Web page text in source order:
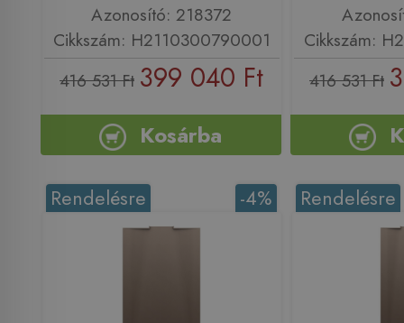
Azonosító: 218372
Cikkszám: H2110300790001
416 531 Ft 399 040 Ft
Kosárba
Cikkszám:
416 531 Ft
-4%
Rendelésre Rendelésre